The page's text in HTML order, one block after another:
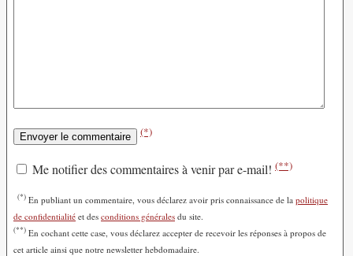
(*)
Me notifier des commentaires à venir par e-mail! (**)
(*) En publiant un commentaire, vous déclarez avoir pris connaissance de la politique
de confidentialité et des conditions générales du site.
(**) En cochant cette case, vous déclarez accepter de recevoir les réponses à propos de
cet article ainsi que notre newsletter hebdomadaire.